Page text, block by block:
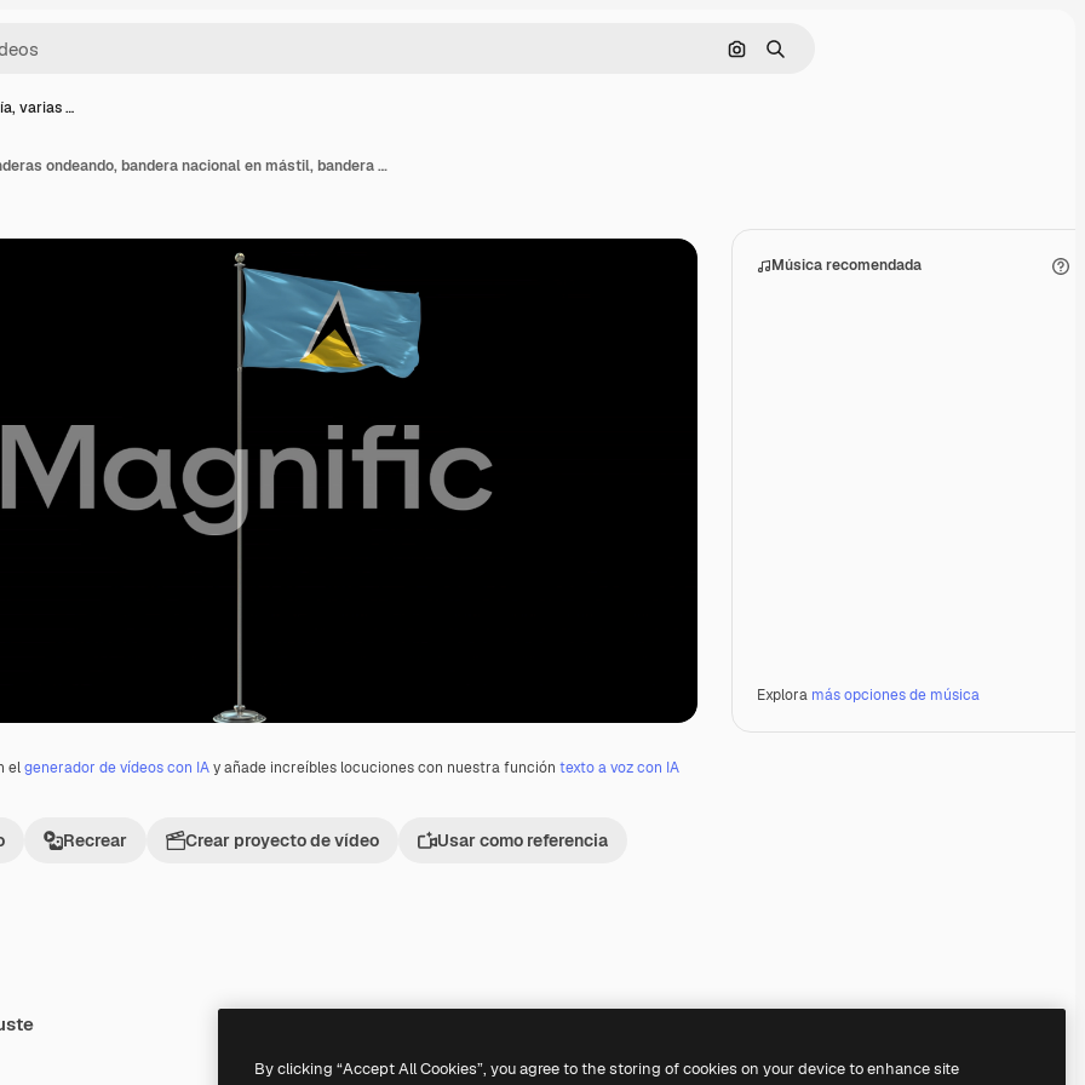
Buscar por imagen
Buscar
varias …
elgenerador de vídeos con IAy añade increíbles locuciones con nuestra función texto a voz con IA
Recrear Crear proyecto de vídeo Usar como referencia
Música recomendada
Explora más opciones de música
Santa Lucía, varias banderas ondeando, bandera nacional en mástil, bandera de mesa
By clicking “Accept All Cookies”, you agree to the storing of cookies on your device to enhance site